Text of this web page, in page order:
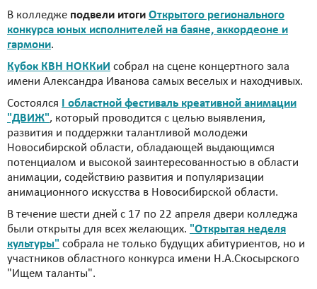
В колледже подвели итоги Открытого регионального
конкурса юных исполнителей на баяне, аккордеоне и
гармони.
Кубок КВН НОККиИ собрал на сцене концертного зала
имени Александра Иванова самых веселых и находчивых.
Состоялся
I областной фестиваль креативной анимации
"ДВИЖ", который проводится с целью выявления,
развития и поддержки талантливой молодежи
Новосибирской области, обладающей выдающимся
потенциалом и высокой заинтересованностью в области
анимации, содействию развития и популяризации
анимационного искусства в Новосибирской области.
В течение шести дней с 17 по 22 апреля двери колледжа
были открыты для всех желающих. "Открытая неделя
культуры" собрала не только будущих абитуриентов, но и
участников областного конкурса имени Н.А.Скосырского
"Ищем таланты".